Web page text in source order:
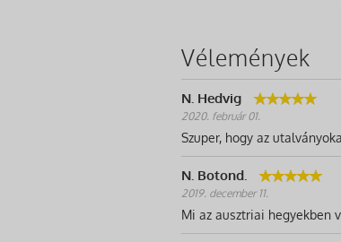
Vélemények
N. Hedvig
2020. február 01.
Szuper, hogy az
N. Botond.
2019. december 11.
Mi az ausztriai hegyekben